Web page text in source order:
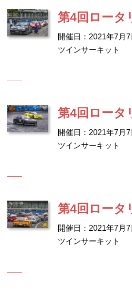
第4回ロータ
開催日：2021年7月
ツインサーキット
第4回ロータ
開催日：2021年7月
ツインサーキット
第4回ロータ
開催日：2021年7月
ツインサーキット